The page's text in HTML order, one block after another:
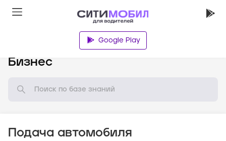
Google Play
Бизнес
Подача автомобиля